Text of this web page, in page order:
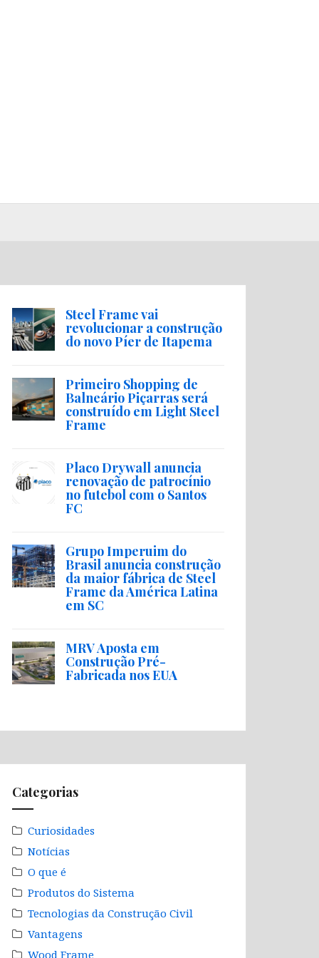
Steel Frame vai
revolucionar a construção
do novo Píer de Itapema
Primeiro Shopping de
Balneário Piçarras será
construído em Light Steel
Frame
Placo Drywall anuncia
renovação de patrocínio
no futebol com o Santos
FC
Grupo Imperuim do
Brasil anuncia construção
da maior fábrica de Steel
Frame da América Latina
em SC
MRV Aposta em
Construção Pré-
Fabricada nos EUA
Categorias
Curiosidades
Notícias
O que é
Produtos do Sistema
Tecnologias da Construção Civil
Vantagens
Wood Frame